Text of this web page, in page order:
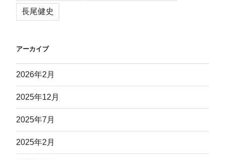
長尾健史
アーカイブ
2026年2月
2025年12月
2025年7月
2025年2月